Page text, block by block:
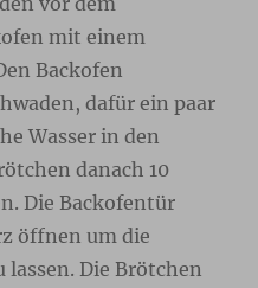
mit einem
Backofen
dafür ein paar
Wasser in den
danach 10
Die Backofentür
öffnen um die
lassen. Die Brötchen